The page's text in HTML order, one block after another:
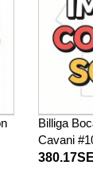
Billiga
Cavani